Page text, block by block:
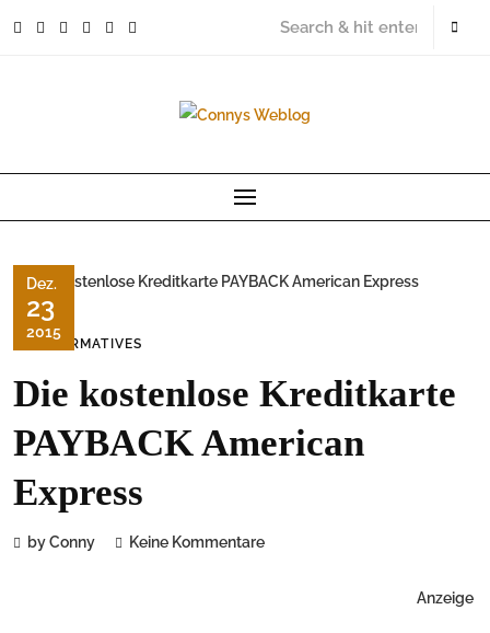
Dez.
23
2015
INFORMATIVES
Die kostenlose Kreditkarte
PAYBACK American
Express
by Conny Keine Kommentare
Anzeige